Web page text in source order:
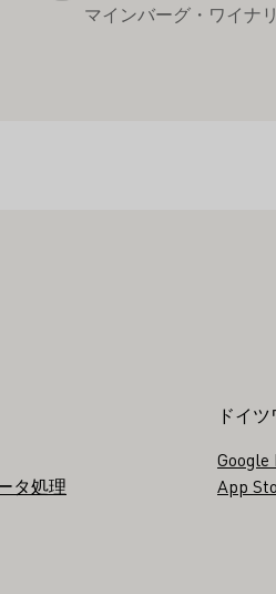
マインバーグ・ワイナ
タ処理
ドイ
App